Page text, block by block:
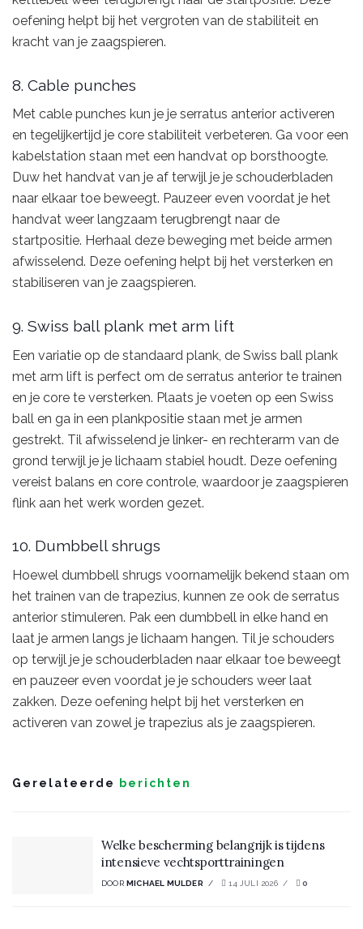
oefening helpt bij het vergroten van de stabiliteit en
kracht van je zaagspieren.
8. Cable punches
Met cable punches kun je je serratus anterior activeren
en tegelijkertijd je core stabiliteit verbeteren. Ga voor een
kabelstation staan met een handvat op borsthoogte.
Duw het handvat van je af terwijl je je schouderbladen
naar elkaar toe beweegt. Pauzeer even voordat je het
handvat weer langzaam terugbrengt naar de
startpositie. Herhaal deze beweging met beide armen
afwisselend. Deze oefening helpt bij het versterken en
stabiliseren van je zaagspieren.
9. Swiss ball plank met arm lift
Een variatie op de standaard plank, de Swiss ball plank
met arm lift is perfect om de serratus anterior te trainen
en je core te versterken. Plaats je voeten op een Swiss
ball en ga in een plankpositie staan met je armen
gestrekt. Til afwisselend je linker- en rechterarm van de
grond terwijl je je lichaam stabiel houdt. Deze oefening
vereist balans en core controle, waardoor je zaagspieren
flink aan het werk worden gezet.
10. Dumbbell shrugs
Hoewel dumbbell shrugs voornamelijk bekend staan ​​om
het trainen van de trapezius, kunnen ze ook de serratus
anterior stimuleren. Pak een dumbbell in elke hand en
laat je armen langs je lichaam hangen. Til je schouders
op terwijl je je schouderbladen naar elkaar toe beweegt
en pauzeer even voordat je je schouders weer laat
zakken. Deze oefening helpt bij het versterken en
activeren van zowel je trapezius als je zaagspieren.
Gerelateerde berichten
Welke bescherming belangrijk is tijdens
intensieve vechtsporttrainingen
DOOR MICHAEL MULDER 14 JULI 2026 0